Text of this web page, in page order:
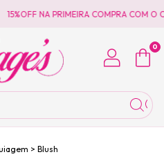
15%OFF NA PRIMEIRA COMPRA COM O
0
> Blush